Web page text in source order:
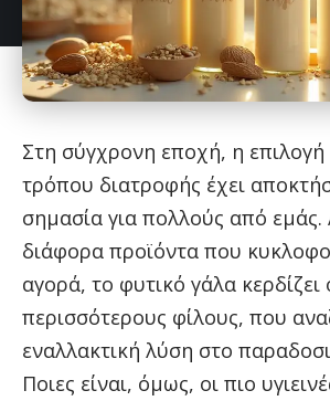
Στη σύγχρονη εποχή, η επιλογή
τρόπου διατροφής έχει
σημασία για πολλούς από
διάφορα προϊόντα που
αγορά, το φυτικό γάλα κερδίζει
περισσότερους φίλους, που
εναλλακτική λύση στο
Ποιες είναι, όμως, οι πιο